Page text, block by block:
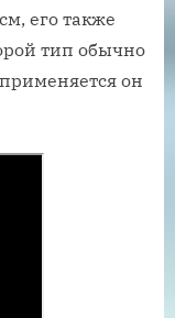
его также
тип обычно
он